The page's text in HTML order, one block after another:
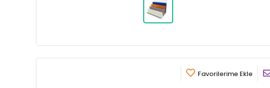
Favorilerime Ekle